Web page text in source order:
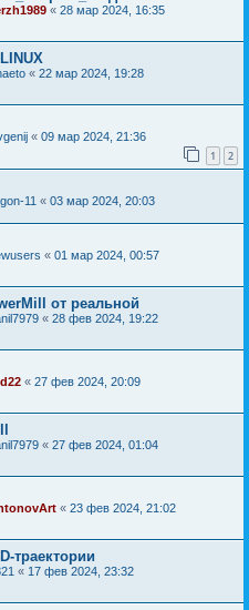
« 28 мар 2024, 16:35
« 22 мар 2024, 19:28
« 09 мар 2024, 21:36
1 2
11 « 03 мар 2024, 20:03
« 01 мар 2024, 00:57
от реальной
« 28 фев 2024, 19:22
« 27 фев 2024, 20:09
« 27 фев 2024, 01:04
« 23 фев 2024, 21:02
траектории
« 17 фев 2024, 23:32